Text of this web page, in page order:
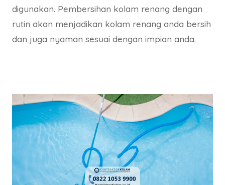
digunakan. Pembersihan kolam renang dengan
rutin akan menjadikan kolam renang anda bersih
dan juga nyaman sesuai dengan impian anda.